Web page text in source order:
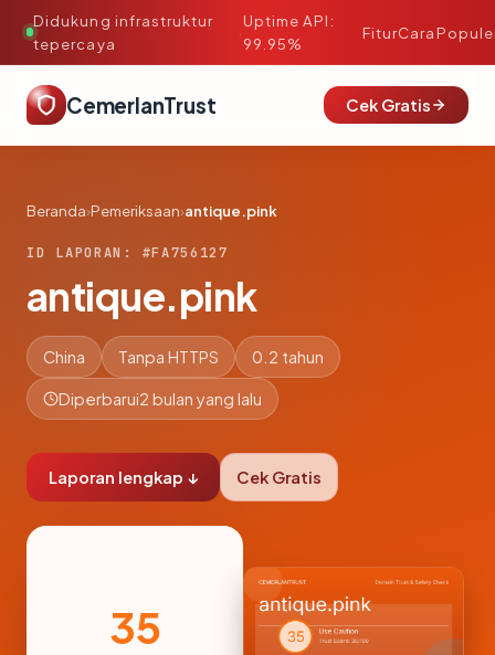
Didukung infrastruktur
tepercaya
·
Uptime API:
99.95%
FiturCara
CemerlanTrust Cek Gratis
Beranda›Pemeriksaan›antique.pink
ID LAPORAN: #FA756127
antique.pink
China Tanpa HTTPS 0.2 tahun
Diperbarui2 bulan yang lalu
Laporan lengkap ↓ Cek Gratis
35